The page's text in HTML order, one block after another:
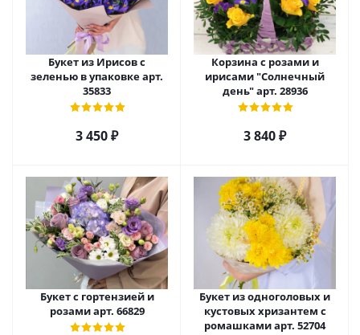
Букет из Ирисов с
зеленью в упаковке арт.
35833
3 450₽
Корзина с розами и
ирисами "Солнечный
день" арт. 28936
3 840₽
Букет с гортензией и
розами арт. 66829
Букет из одноголовых и
кустовых хризантем с
ромашками арт. 52704